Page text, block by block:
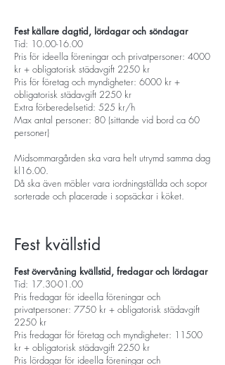
Fest källare dagtid, lördagar och söndagar
Tid: 10.00-16.00
Pris för ideella föreningar och privatpersoner: 4000
kr + obligatorisk städavgift 2250 kr
Pris för företag och myndigheter: 6000 kr +
obligatorisk städavgift 2250 kr
Extra förberedelsetid: 525 kr/h
Max antal personer: 80 (sittande vid bord ca 60
personer)
Midsommargården ska vara helt utrymd samma dag
kl16.00.
Då ska även möbler vara iordningställda och sopor
sorterade och placerade i sopsäckar i köket.
Fest kvällstid
Fest övervåning kvällstid, fredagar och lördagar
Tid: 17.30-01.00
Pris fredagar för ideella föreningar och
privatpersoner: 7750 kr + obligatorisk städavgift
2250 kr
Pris fredagar för företag och myndigheter: 11500
kr + obligatorisk städavgift 2250 kr
Pris lördagar för ideella föreningar och